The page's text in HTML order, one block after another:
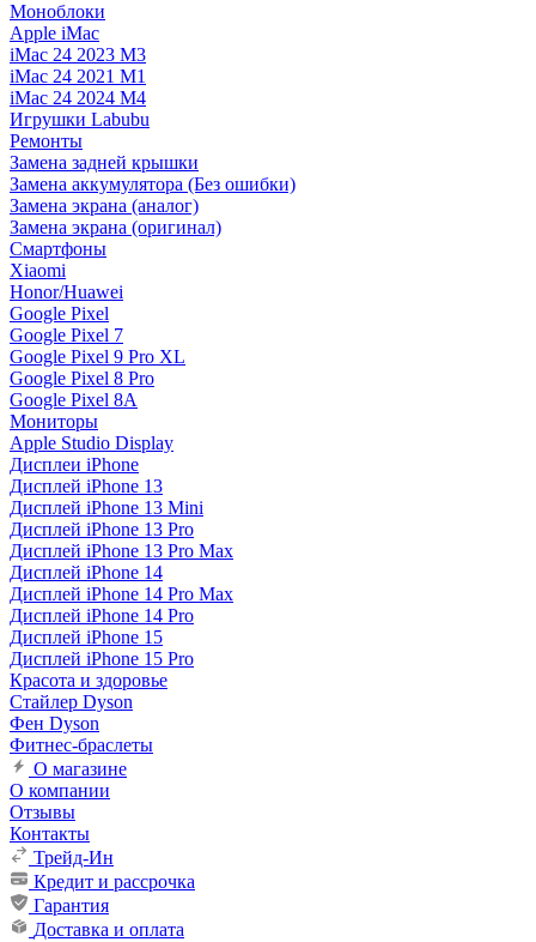
Моноблоки
Apple iMac
iMac 24 2023 M3
iMac 24 2021 M1
iMac 24 2024 M4
Игрушки Labubu
Ремонты
Замена задней крышки
Замена аккумулятора (Без ошибки)
Замена экрана (аналог)
Замена экрана (оригинал)
Смартфоны
Xiaomi
Honor/Huawei
Google Pixel
Google Pixel 7
Google Pixel 9 Pro XL
Google Pixel 8 Pro
Google Pixel 8A
Мониторы
Apple Studio Display
Дисплеи iPhone
Дисплей iPhone 13
Дисплей iPhone 13 Mini
Дисплей iPhone 13 Pro
Дисплей iPhone 13 Pro Max
Дисплей iPhone 14
Дисплей iPhone 14 Pro Max
Дисплей iPhone 14 Pro
Дисплей iPhone 15
Дисплей iPhone 15 Pro
Красота и здоровье
Стайлер Dyson
Фен Dyson
Фитнес-браслеты
О магазине
О компании
Отзывы
Контакты
Трейд-Ин
Кредит и рассрочка
Гарантия
Доставка и оплата